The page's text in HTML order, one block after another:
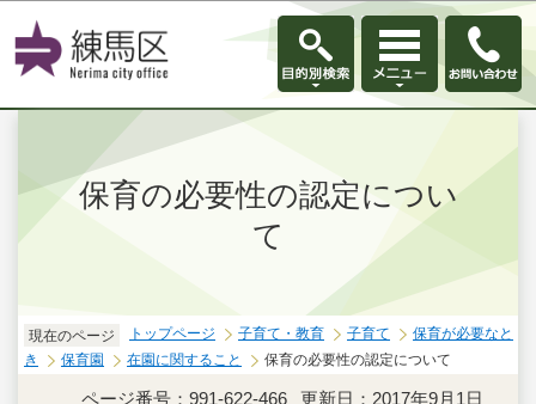
このページの本文へ移動
保育の必要性の認定につい
て
現在のページ トップページ 子育て・教育 子育て
保育が必要なと
き
保育園 在園に関すること 保育の必要性の認定について
ページ番号：991-622-466 更新日：2017年9月1日